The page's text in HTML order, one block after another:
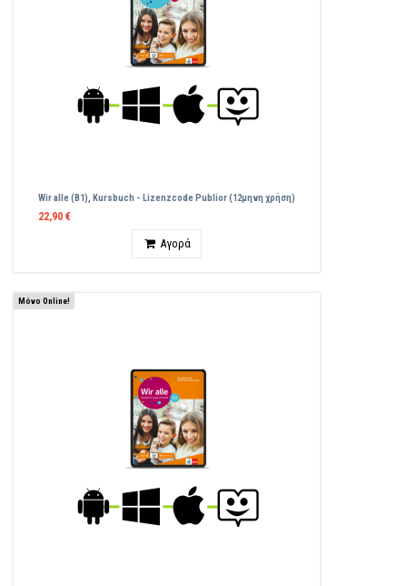
Wir alle (B1), Kursbuch - Lizenzcode Publior (12μηνη χρήση)
22,90 €
Ποσότητα
Αγορά
Μόνο Online!